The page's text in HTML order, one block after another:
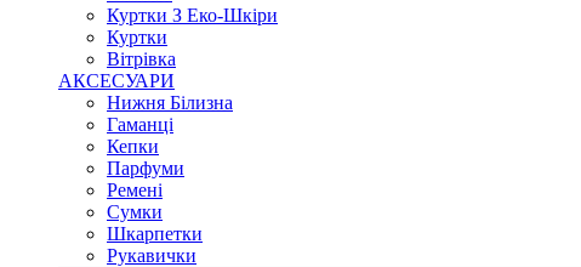
Куртки З Еко-Шкіри
Куртки
Вітрівка
АКСЕСУАРИ
Нижня Білизна
Гаманці
Кепки
Парфуми
Ремені
Сумки
Шкарпетки
Рукавички